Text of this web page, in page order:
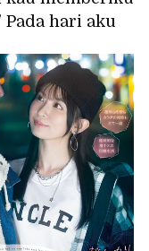
Pada hari aku
perempuan
yang
seks